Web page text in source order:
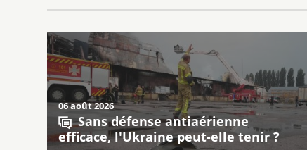
06 août 2026
Sans défense antiaérienne
efficace, l'Ukraine peut-elle tenir ?